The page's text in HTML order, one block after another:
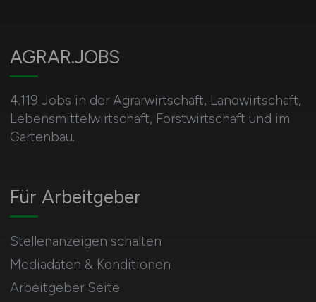
AGRAR.JOBS
4.119 Jobs in der Agrarwirtschaft, Landwirtschaft,
Lebensmittelwirtschaft, Forstwirtschaft und im
Gartenbau.
Für Arbeitgeber
Stellenanzeigen schalten
Mediadaten & Konditionen
Arbeitgeber Seite